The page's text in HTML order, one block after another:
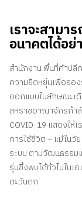
เราจะสามา
อนาคตได้อย่
สำนักงาน พื้นที่ค้าปลี
ความยืดหยุ่นเพื่อรอ
ออกแบบในลักษณะเ
สหราชอาณาจักรกำ
COVID-19 แสดงให้
การใช้ชีวิต – แม้ใน
ระบบ ตามวัฒนธรรม
รุ่นซึ่งพบได้ทั่วไปในเ
ตะวันตก